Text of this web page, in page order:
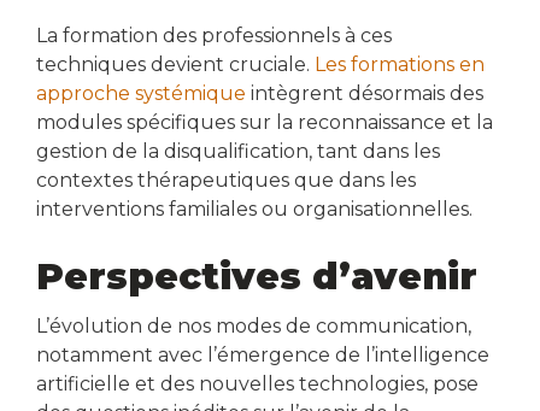
La formation des professionnels à ces
techniques devient cruciale. Les formations en
approche systémique intègrent désormais des
modules spécifiques sur la reconnaissance et la
gestion de la disqualification, tant dans les
contextes thérapeutiques que dans les
interventions familiales ou organisationnelles.
Perspectives d’avenir
L’évolution de nos modes de communication,
notamment avec l’émergence de l’intelligence
artificielle et des nouvelles technologies, pose